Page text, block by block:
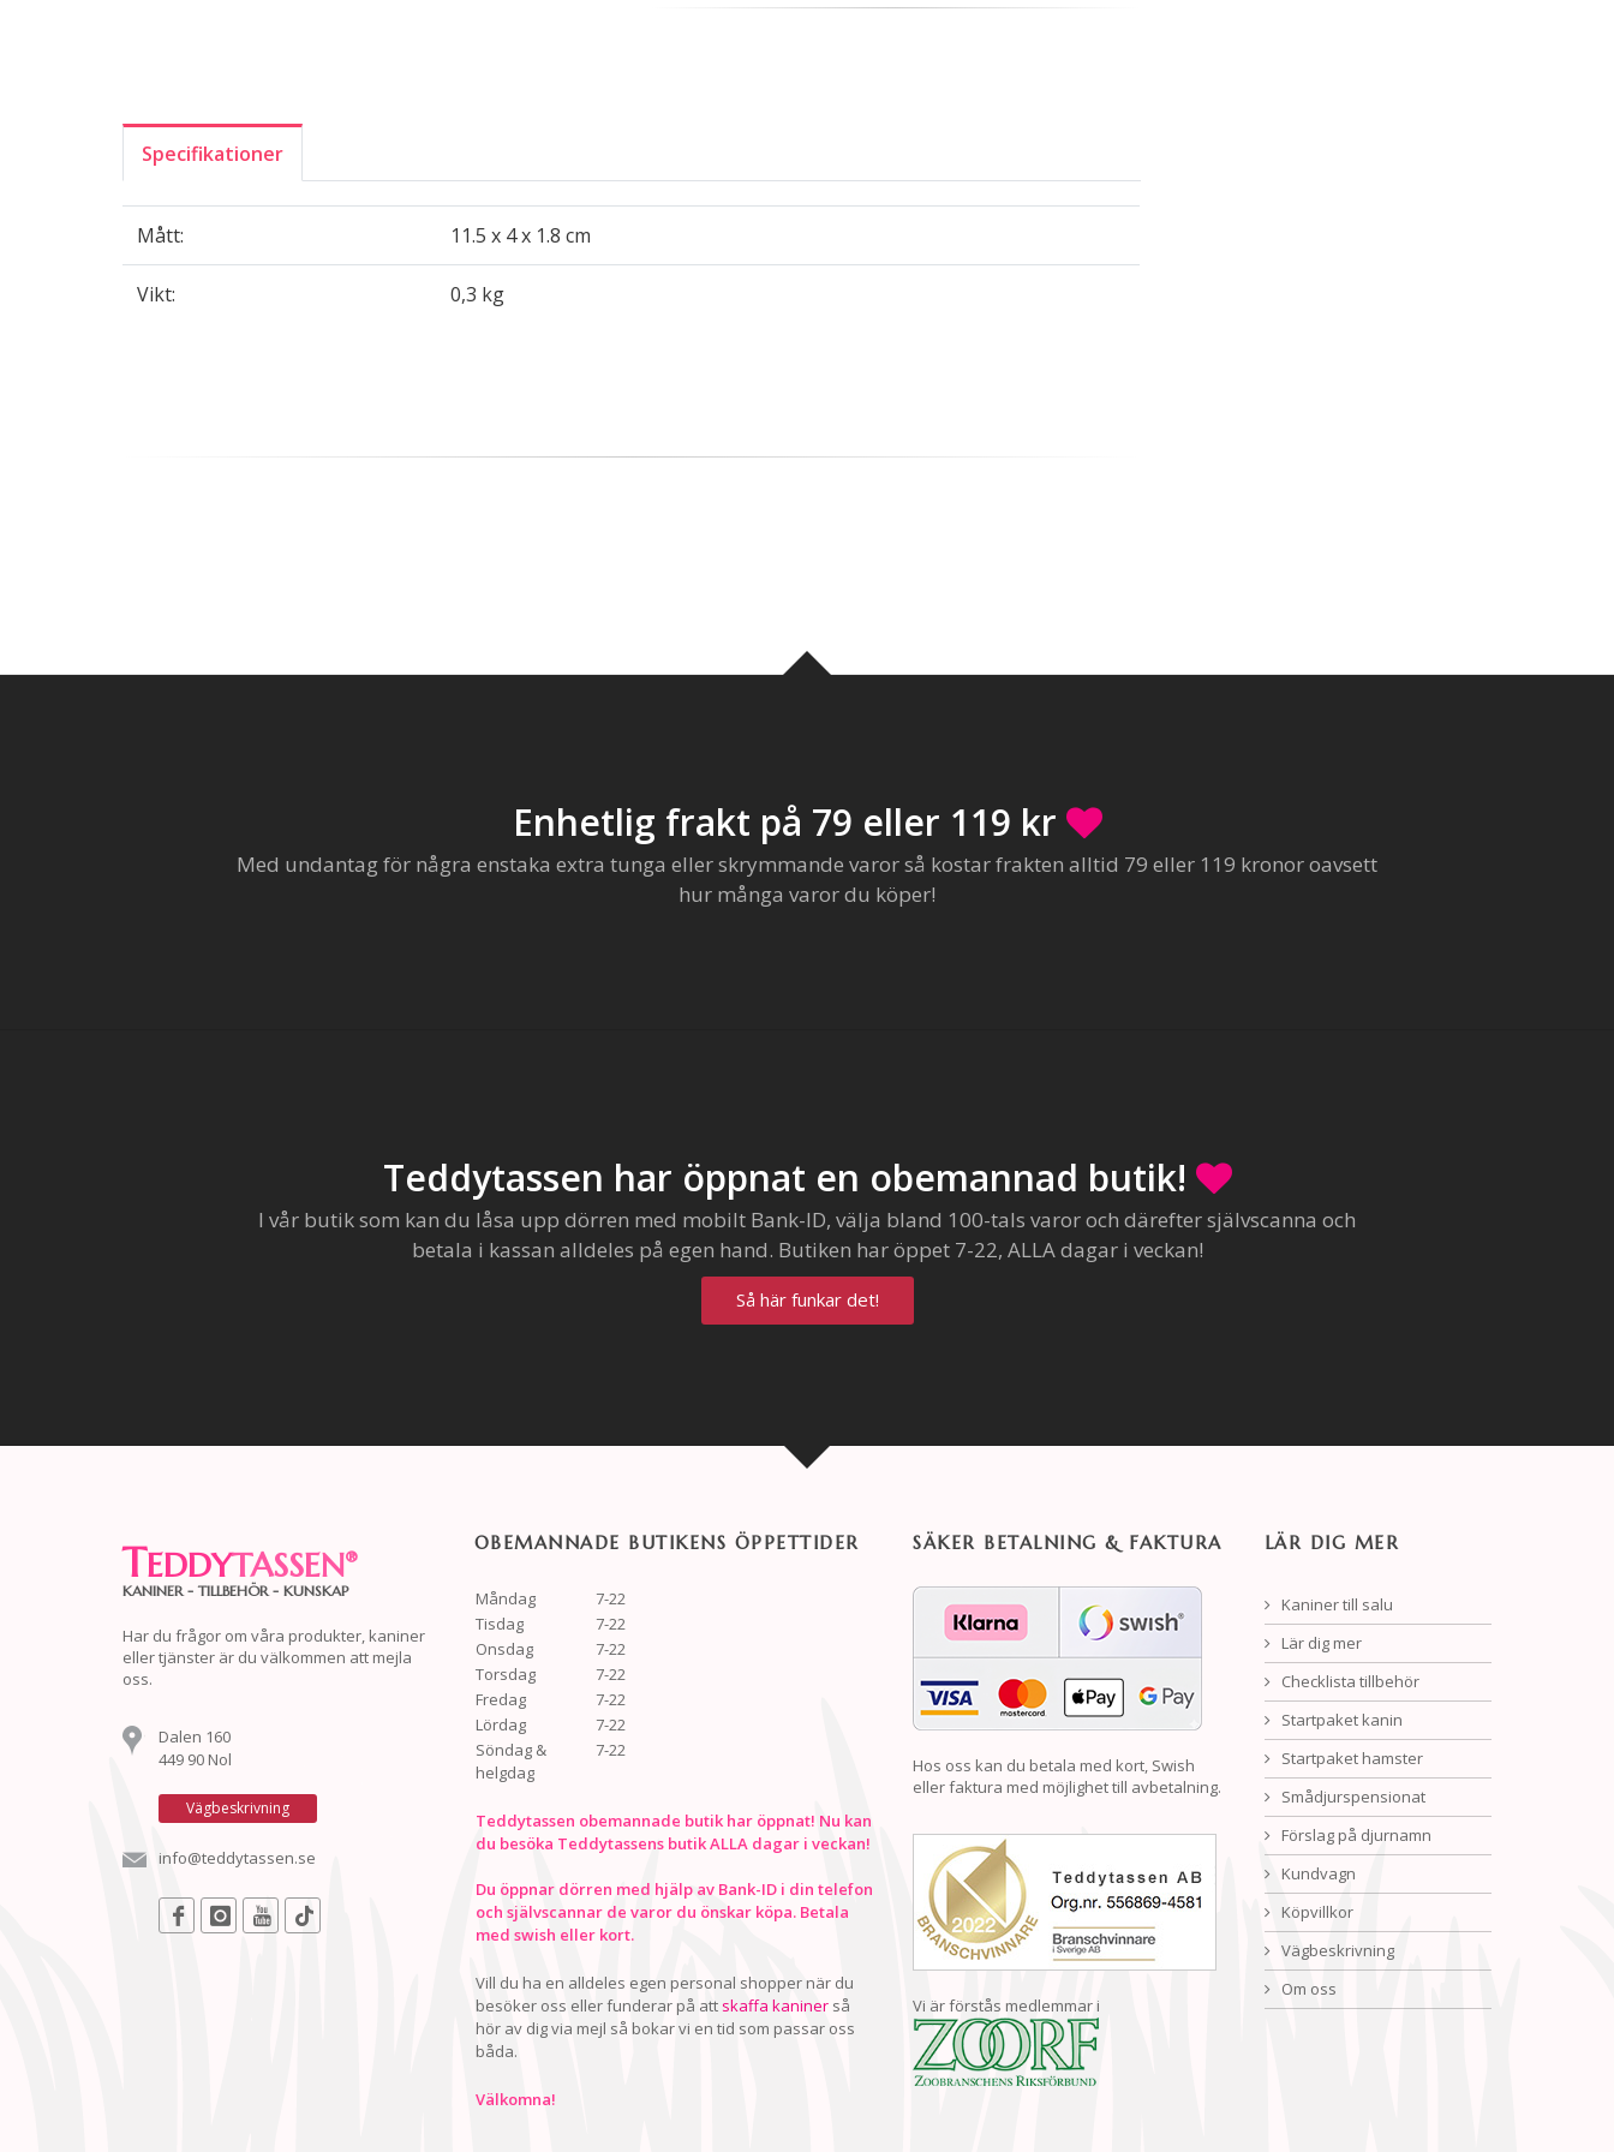
Specifikationer
Mått: 11.5 x 4 x 1.8 cm
Vikt: 0,3 kg
Enhetlig frakt på 79 eller 119 kr
Med undantag för några enstaka extra tunga eller skrymmande varor så kostar frakten alltid 79 eller 119 kronor oavsett
hur många varor du köper!
Teddytassen har öppnat en obemannad butik!
I vår butik som kan du låsa upp dörren med mobilt Bank-ID, välja bland 100-tals varor och därefter självscanna och
betala i kassan alldeles på egen hand. Butiken har öppet 7-22, ALLA dagar i veckan!
Så här funkar det!
TEDDYTASSEN®
KANINER - TILLBEHÖR - KUNSKAP
Har du frågor om våra produkter, kaniner
eller tjänster är du välkommen att mejla
oss.
Dalen 160
449 90 Nol
Vägbeskrivning
info@teddytassen.se
OBEMANNADE BUTIKENS ÖPPETTIDER
Måndag
7-22
Tisdag
7-22
Onsdag
7-22
Torsdag
7-22
Fredag
7-22
Lördag
7-22
Söndag &
helgdag
7-22
Teddytassen obemannade butik har öppnat! Nu kan
du besöka Teddytassens butik ALLA dagar i veckan!
Du öppnar dörren med hjälp av Bank-ID i din telefon
och självscannar de varor du önskar köpa. Betala
med swish eller kort.
Vill du ha en alldeles egen personal shopper när du
besöker oss eller funderar på att skaffa kaninerså
hör av dig via mejl så bokar vi en tid som passar oss
båda.
Välkomna!
SÄKER BETALNING & FAKTURA
Hos oss kan du betala med kort, Swish
eller faktura med möjlighet till avbetalning.
Vi är förstås medlemmar i
LÄR DIG MER
Kaniner till salu
Lär dig mer
Checklista tillbehör
Startpaket kanin
Startpaket hamster
Smådjurspensionat
Förslag på djurnamn
Kundvagn
Köpvillkor
Vägbeskrivning
Om oss